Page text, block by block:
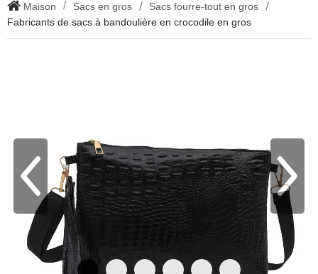
Maison Sacs en gros
Sacs fourre-tout en gros
Fabricants de sacs à bandoulière en crocodile en gros